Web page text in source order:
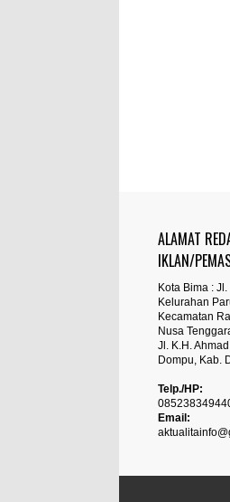
ALAMAT
IKLAN/
Kota Bima :
Kelurahan
Kecamatan
Nusa
Jl. K.H.
Dompu, Kab.
Telp./HP:
Email: